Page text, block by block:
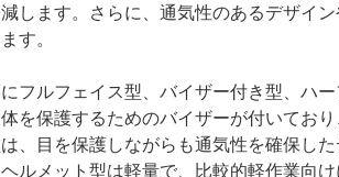
します。さらに、通気性のあるデザイ
す。
フルフェイス型、バイザー付き型、ハ
を保護するためのバイザーが付いてお
、目を保護しながらも通気性を確保し
ルメット型は軽量で、比較的軽作業向け